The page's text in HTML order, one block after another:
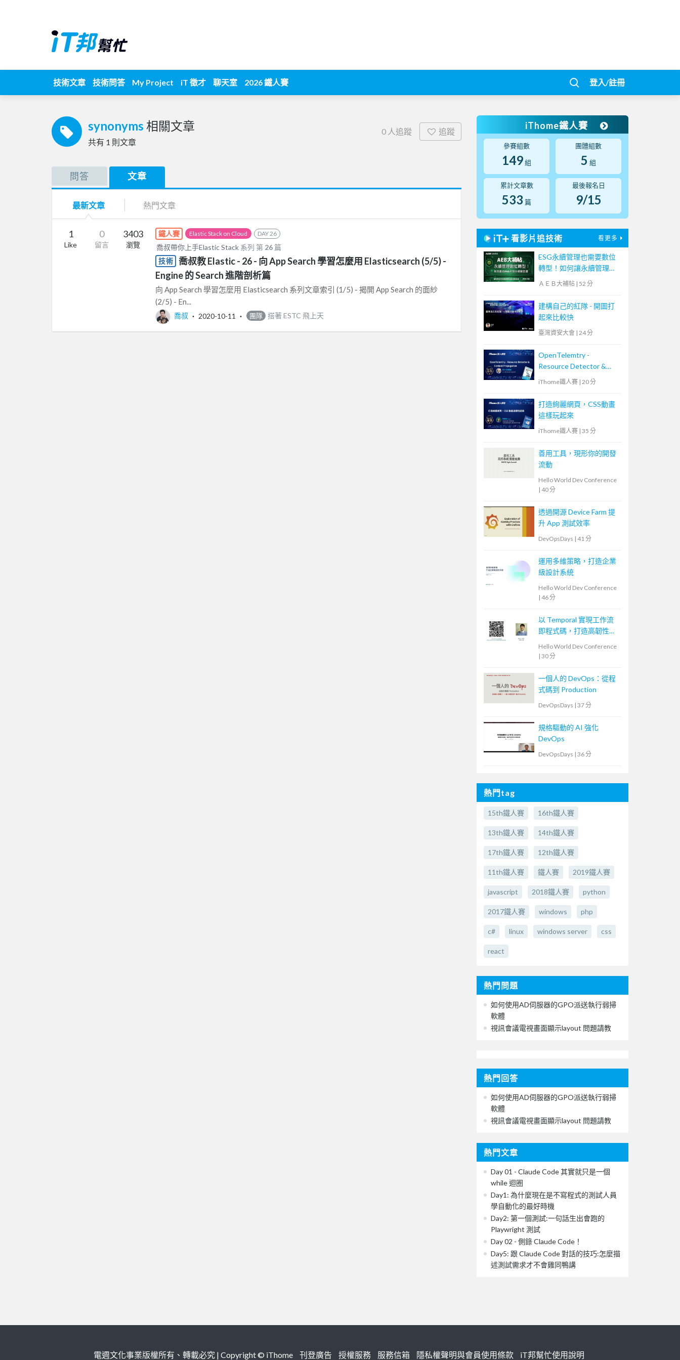
技術文章 技術問答 My Project iT 徵才 聊天室 2026 鐵人賽 登入/註冊
synonyms 相關文章
共有 1 則文章
0 人追蹤 追蹤
問答 文章
最新文章 熱門文章
1
Like
0
留言
3403
瀏覽
鐵人賽 Elastic Stack on Cloud DAY 26
喬叔帶你上手Elastic Stack 系列 第 26 篇
技術
喬叔教 Elastic - 26 - 向 App Search 學習怎麼用 Elasticsearch (5/5) -
Engine 的 Search 進階剖析篇
向 App Search 學習怎麼用 Elasticsearch 系列文章索引 (1/5) - 揭開 App Search 的面紗
(2/5) - En...
喬叔 ‧ 2020-10-11 ‧ 團隊 搭著 ESTC 飛上天
iThome鐵人賽
參賽組數
149組
團體組數
5 組
累計文章數
533 篇
最後報名日
9/15
看影片追技術 看更多
ESG永續管理也需要數位
轉型！如何讓永續管理既
高效又符合國際標章？
ＡＥＢ大補帖 | 52 分
建構自己的紅隊 - 開圖打
起來比較快
臺灣資安大會 | 24 分
OpenTelemtry -
Resource Detector &
Context Propagation
iThome鐵人賽 | 20 分
打造絢麗網頁，CSS動畫
這樣玩起來
iThome鐵人賽 | 35 分
善用工具，現形你的開發
流動
Hello World Dev Conference
| 40 分
透過開源 Device Farm 提
升 App 測試效率
DevOpsDays | 41 分
運用多維策略，打造企業
級設計系統
Hello World Dev Conference
| 46 分
以 Temporal 實現工作流
即程式碼，打造高韌性流
Hello World Dev Conference
| 30 分
一個人的 DevOps：從程
式碼到 Production
DevOpsDays | 37 分
規格驅動的 AI 強化
DevOps
DevOpsDays | 36 分
熱門tag
15th鐵人賽 16th鐵人賽
13th鐵人賽 14th鐵人賽
17th鐵人賽 12th鐵人賽
11th鐵人賽 鐵人賽 2019鐵人賽
javascript 2018鐵人賽 python
2017鐵人賽 windows php
c# linux windows server css
react
熱門問題
如何使用AD伺服器的GPO派送執行弱掃
軟體
視訊會議電視畫面顯示layout 問題請教
熱門回答
如何使用AD伺服器的GPO派送執行弱掃
軟體
視訊會議電視畫面顯示layout 問題請教
熱門文章
Day 01 - Claude Code 其實就只是一個
while 迴圈
Day1: 為什麼現在是不寫程式的測試人員
學自動化的最好時機
Day2: 第一個測試:一句話生出會跑的
Playwright 測試
Day 02 - 側錄 Claude Code！
Day5: 跟 Claude Code 對話的技巧:怎麼描
述測試需求才不會雞同鴨講
電週文化事業版權所有、轉載必究 | Copyright © iThome 刊登廣告 授權服務 服務信箱 隱私權聲明與會員使用條款 iT邦幫忙使用說明